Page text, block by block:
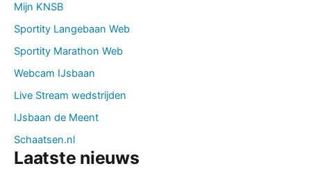
Mijn KNSB
Sportity Langebaan Web
Sportity Marathon Web
Webcam IJsbaan
Live Stream wedstrijden
IJsbaan de Meent
Schaatsen.nl
Laatste nieuws